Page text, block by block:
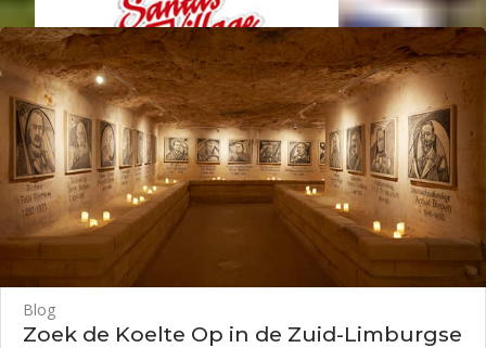
Blog
Zoek de Koelte Op in de Zuid-Limburgse